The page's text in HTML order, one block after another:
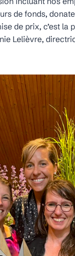
de fonds,
de prix, c’est
Lelièvre,